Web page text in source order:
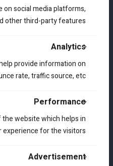
social media platforms,
other third-party features.
Analytics
provide information on
rate, traffic source, etc.
Performance
website which helps in
for the visitors.
Advertisement